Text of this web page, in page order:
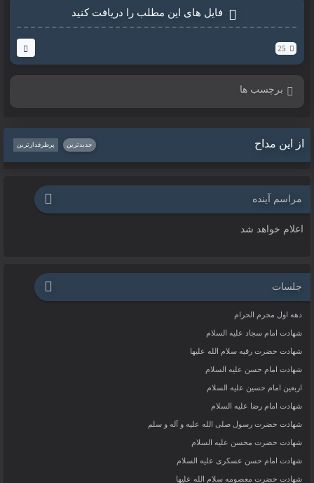
فایل های این مطلب را دریافت کنید
25
برچسب ها
از این مداح پرطرفدارترین جدیدترین
مراسم آینده
اعلام خواهد شد
جلسات
دهه اول محرم الحرام
شهادت امام سجاد علیه السلام
شهادت حضرت رقیه سلام الله علیها
شهادت امام حسن علیه السلام
اربعین امام حسین علیه السلام
شهادت امام رضا علیه السلام
شهادت حضرت رسول صلی الله علیه و آله و سلم
شهادت حضرت محسن علیه السلام
شهادت امام حسن عسکری علیه السلام
شهادت حضرت معصومه سلام الله علیها